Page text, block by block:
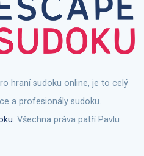
a profesionály sudoku.
. Všechna práva patří Pavlu